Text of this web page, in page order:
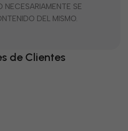
NECESARIAMENTE SE
DEL MISMO.
de Clientes